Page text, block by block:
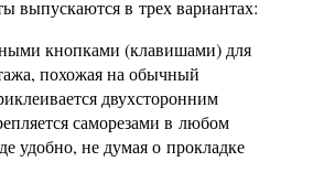
выпускаются в трех вариантах:
кнопками (клавишами) для
похожая на обычный
двухсторонним
саморезами в любом
удобно, не думая о прокладке